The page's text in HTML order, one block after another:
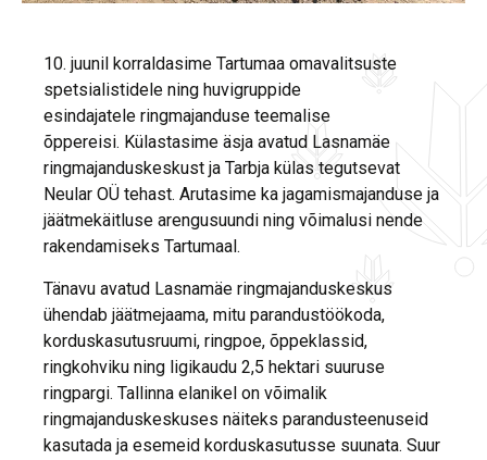
10. juunil korraldasime Tartumaa omavalitsuste
spetsialistidele ning huvigruppide
esindajatele ringmajanduse teemalise
õppereisi. Külastasime äsja avatud Lasnamäe
ringmajanduskeskust ja Tarbja külas tegutsevat
Neular OÜ tehast. Arutasime ka jagamismajanduse ja
jäätmekäitluse arengusuundi ning võimalusi nende
rakendamiseks Tartumaal.
Tänavu avatud Lasnamäe ringmajanduskeskus
ühendab jäätmejaama, mitu parandustöökoda,
korduskasutusruumi, ringpoe, õppeklassid,
ringkohviku ning ligikaudu 2,5 hektari suuruse
ringpargi. Tallinna elanikel on võimalik
ringmajanduskeskuses näiteks parandusteenuseid
kasutada ja esemeid korduskasutusse suunata. Suur